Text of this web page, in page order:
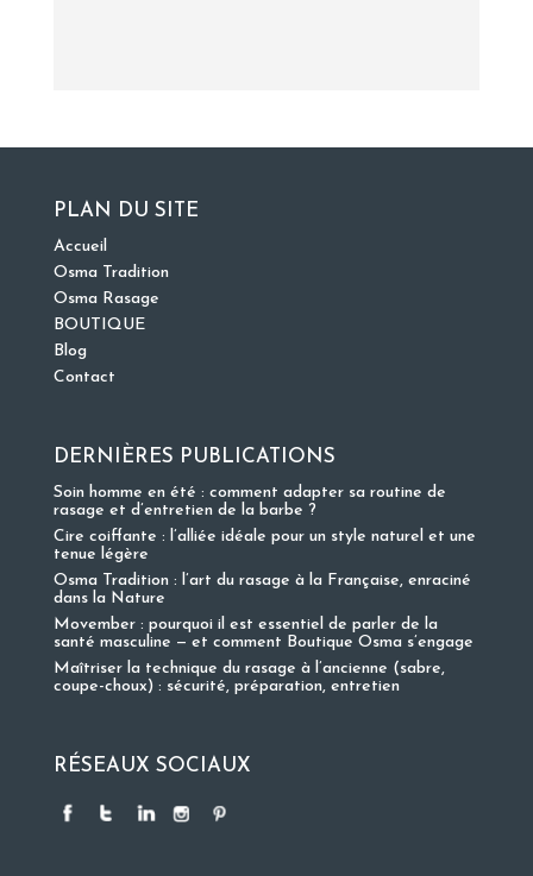
PLAN DU SITE
Accueil
Osma Tradition
Osma Rasage
BOUTIQUE
Blog
Contact
DERNIÈRES PUBLICATIONS
Soin homme en été : comment adapter sa routine de
rasage et d’entretien de la barbe ?
Cire coiffante : l’alliée idéale pour un style naturel et une
tenue légère
Osma Tradition : l’art du rasage à la Française, enraciné
dans la Nature
Movember : pourquoi il est essentiel de parler de la
santé masculine — et comment Boutique Osma s’engage
Maîtriser la technique du rasage à l’ancienne (sabre,
coupe-choux) : sécurité, préparation, entretien
RÉSEAUX SOCIAUX